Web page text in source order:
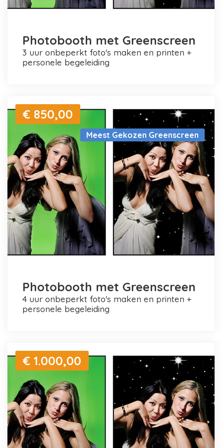
Photobooth met Greenscreen
3 uur onbeperkt foto's maken en printen +
personele begeleiding
Meest Gekozen Greenscreen
€ 850,00
Photobooth met Greenscreen
4 uur onbeperkt foto's maken en printen +
personele begeleiding
€ 1.000,00